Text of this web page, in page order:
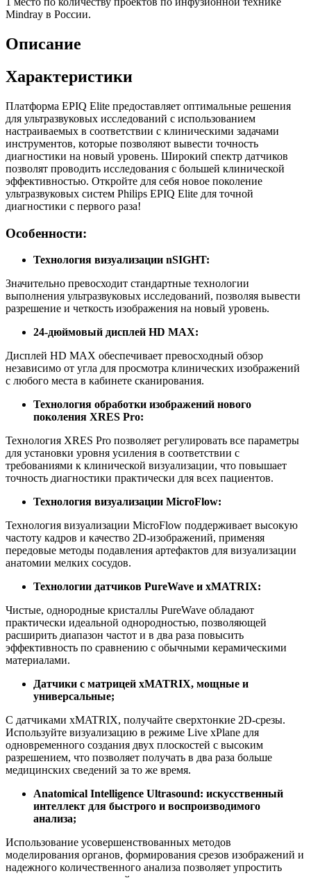
Mindray в России.
Описание
Характеристики
Платформа EPIQ Elite предоставляет оптимальные решения
для ультразвуковых исследований с использованием
настраиваемых в соответствии с клиническими задачами
инструментов, которые позволяют вывести точность
диагностики на новый уровень. Широкий спектр датчиков
позволят проводить исследования с большей клинической
эффективностью. Откройте для себя новое поколение
ультразвуковых систем Philips EPIQ Elite для точной
диагностики с первого раза!
Особенности:
Технология визуализации nSIGHT:
Значительно превосходит стандартные технологии
выполнения ультразвуковых исследований, позволяя вывести
разрешение и четкость изображения на новый уровень.
24-дюймовый дисплей HD MAX:
Дисплей HD MAX обеспечивает превосходный обзор
независимо от угла для просмотра клинических изображений
с любого места в кабинете сканирования.
Технология обработки изображений нового
поколения XRES Pro:
Технология XRES Pro позволяет регулировать все параметры
для установки уровня усиления в соответствии с
требованиями к клинической визуализации, что повышает
точность диагностики практически для всех пациентов.
Технология визуализации MicroFlow:
Технология визуализации MicroFlow поддерживает высокую
частоту кадров и качество 2D-изображений, применяя
передовые методы подавления артефактов для визуализации
анатомии мелких сосудов.
Технологии датчиков PureWave и xMATRIX:
Чистые, однородные кристаллы PureWave обладают
практически идеальной однородностью, позволяющей
расширить диапазон частот и в два раза повысить
эффективность по сравнению с обычными керамическими
материалами.
Датчики с матрицей xMATRIX, мощные и
универсальные;
С датчиками xMATRIX, получайте сверхтонкие 2D-срезы.
Используйте визуализацию в режиме Live xPlane для
одновременного создания двух плоскостей с высоким
разрешением, что позволяет получать в два раза больше
медицинских сведений за то же время.
Anatomical Intelligence Ultrasound: искусственный
интеллект для быстрого и воспроизводимого
анализа;
Использование усовершенствованных методов
моделирования органов, формирования срезов изображений и
надежного количественного анализа позволяет упростить